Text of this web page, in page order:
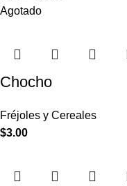
Agotado
Chocho
Fréjoles y Cereales
$3.00